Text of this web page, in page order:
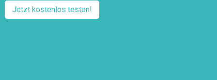
Jetzt kostenlos testen!